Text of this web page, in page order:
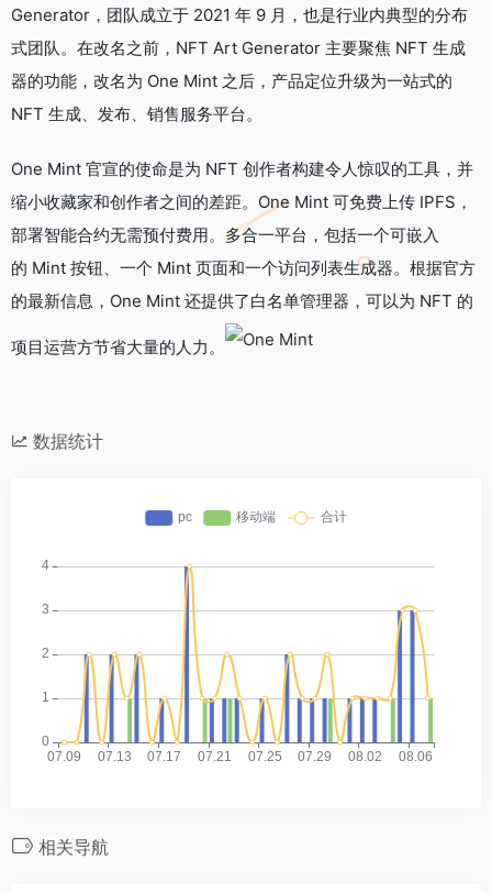
Generator，团队成立于 2021 年 9 月，也是行业内典型的分布
式团队。在改名之前，NFT Art Generator 主要聚焦 NFT 生成
器的功能，改名为 One Mint 之后，产品定位升级为一站式的
NFT 生成、发布、销售服务平台。
One Mint 官宣的使命是为 NFT 创作者构建令人惊叹的工具，并
缩小收藏家和创作者之间的差距。One Mint 可免费上传 IPFS，
部署智能合约无需预付费用。多合一平台，包括一个可嵌入
的 Mint 按钮、一个 Mint 页面和一个访问列表生成器。根据官方
的最新信息，One Mint 还提供了白名单管理器，可以为 NFT 的
项目运营方节省大量的人力。
数据统计
相关导航